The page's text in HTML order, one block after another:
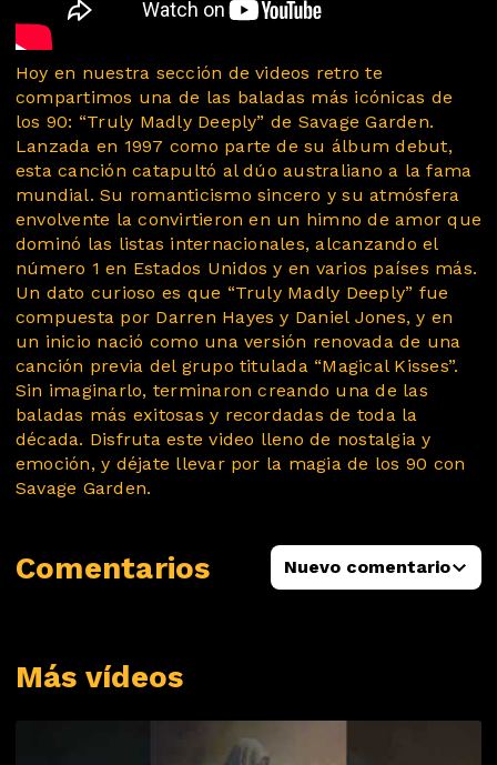
Más vídeos
Hoy en nuestra sección de videos retro te
compartimos una de las baladas más icónicas de
los 90: “Truly Madly Deeply” de Savage Garden.
Lanzada en 1997 como parte de su álbum debut,
esta canción catapultó al dúo australiano a la fama
mundial. Su romanticismo sincero y su atmósfera
envolvente la convirtieron en un himno de amor que
dominó las listas internacionales, alcanzando el
número 1 en Estados Unidos y en varios países más.
Un dato curioso es que “Truly Madly Deeply” fue
compuesta por Darren Hayes y Daniel Jones, y en
un inicio nació como una versión renovada de una
canción previa del grupo titulada “Magical Kisses”.
Sin imaginarlo, terminaron creando una de las
baladas más exitosas y recordadas de toda la
década. Disfruta este video lleno de nostalgia y
emoción, y déjate llevar por la magia de los 90 con
Savage Garden.
Comentarios Nuevo comentario